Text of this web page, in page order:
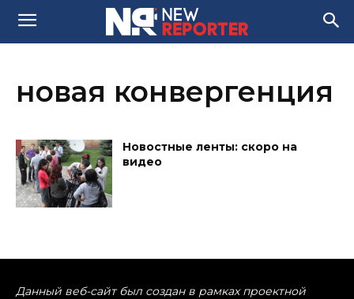
новая конвергенция
Новостные ленты: скоро на
видео
Данный веб-сайт был создан в рамках проектной